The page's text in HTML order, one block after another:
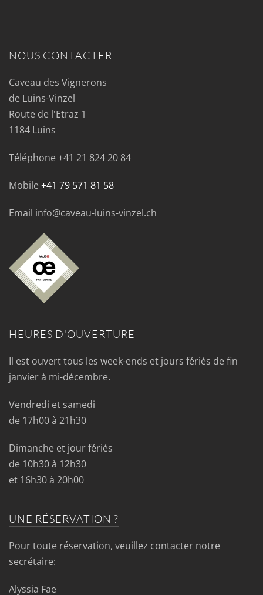
NOUS CONTACTER
Caveau des Vignerons
de Luins-Vinzel
Route de l'Etraz 1
1184 Luins
Téléphone +41 21 824 20 84
Mobile +41 79 571 81 58
Email info@caveau-luins-vinzel.ch
HEURES D'OUVERTURE
Il est ouvert tous les week-ends et jours fériés de fin
janvier à mi-décembre.
Vendredi et samedi
de 17h00 à 21h30
Dimanche et jour fériés
de 10h30 à 12h30
et 16h30 à 20h00
UNE RÉSERVATION ?
Pour toute réservation, veuillez contacter notre
secrétaire:
Alyssia Fae